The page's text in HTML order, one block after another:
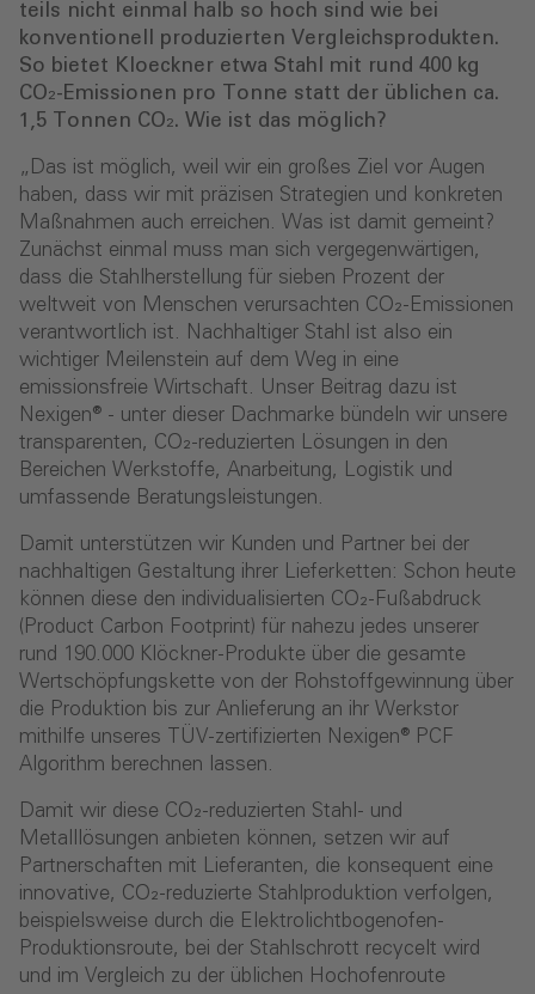
teils nicht einmal halb so hoch sind wie bei
konventionell produzierten Vergleichsprodukten.
So bietet Kloeckner etwa Stahl mit rund 400 kg
CO₂-Emissionen pro Tonne statt der üblichen ca.
1,5 Tonnen CO₂. Wie ist das möglich?
„Das ist möglich, weil wir ein großes Ziel vor Augen
haben, dass wir mit präzisen Strategien und konkreten
Maßnahmen auch erreichen. Was ist damit gemeint?
Zunächst einmal muss man sich vergegenwärtigen,
dass die Stahlherstellung für sieben Prozent der
weltweit von Menschen verursachten CO₂-Emissionen
verantwortlich ist. Nachhaltiger Stahl ist also ein
wichtiger Meilenstein auf dem Weg in eine
emissionsfreie Wirtschaft. Unser Beitrag dazu ist
Nexigen® - unter dieser Dachmarke bündeln wir unsere
transparenten, CO₂-reduzierten Lösungen in den
Bereichen Werkstoffe, Anarbeitung, Logistik und
umfassende Beratungsleistungen.
Damit unterstützen wir Kunden und Partner bei der
nachhaltigen Gestaltung ihrer Lieferketten: Schon heute
können diese den individualisierten CO₂-Fußabdruck
(Product Carbon Footprint) für nahezu jedes unserer
rund 190.000 Klöckner-Produkte über die gesamte
Wertschöpfungskette von der Rohstoffgewinnung über
die Produktion bis zur Anlieferung an ihr Werkstor
mithilfe unseres TÜV-zertifizierten Nexigen® PCF
Algorithm berechnen lassen.
Damit wir diese CO₂-reduzierten Stahl- und
Metalllösungen anbieten können, setzen wir auf
Partnerschaften mit Lieferanten, die konsequent eine
innovative, CO₂-reduzierte Stahlproduktion verfolgen,
beispielsweise durch die Elektrolichtbogenofen-
Produktionsroute, bei der Stahlschrott recycelt wird
und im Vergleich zu der üblichen Hochofenroute